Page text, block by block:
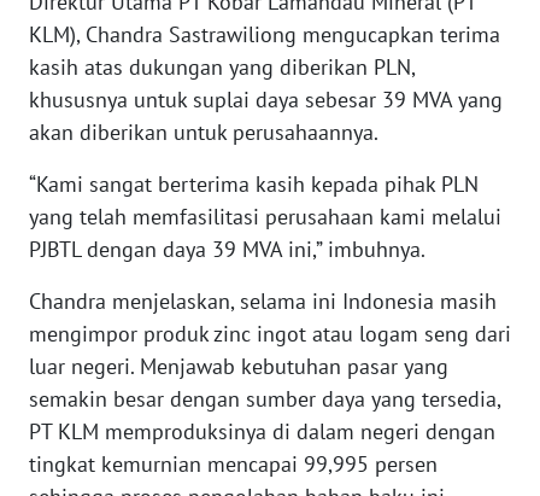
KLM), Chandra Sastrawiliong mengucapkan terima
kasih atas dukungan yang diberikan PLN,
khususnya untuk suplai daya sebesar 39 MVA yang
akan diberikan untuk perusahaannya.
“Kami sangat berterima kasih kepada pihak PLN
yang telah memfasilitasi perusahaan kami melalui
PJBTL dengan daya 39 MVA ini,” imbuhnya.
Chandra menjelaskan, selama ini Indonesia masih
mengimpor produk zinc ingot atau logam seng dari
luar negeri. Menjawab kebutuhan pasar yang
semakin besar dengan sumber daya yang tersedia,
PT KLM memproduksinya di dalam negeri dengan
tingkat kemurnian mencapai 99,995 persen
WN
JATIM
WN
WN
WN
KALTENG